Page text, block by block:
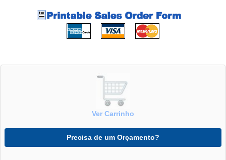
Ver Carrinho
Precisa de um Orçamento?